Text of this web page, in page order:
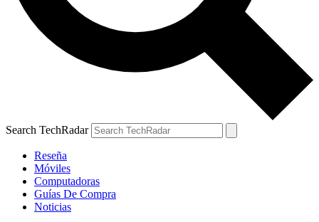
Search TechRadar
Reseña
Móviles
Computadoras
Guías De Compra
Noticias